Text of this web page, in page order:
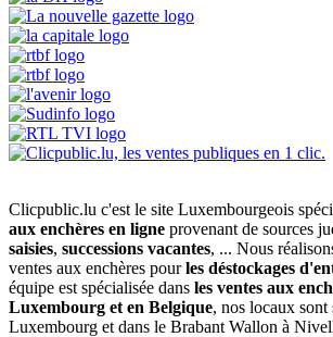
Clicpublic.lu c'est le site Luxembourgeois
aux enchères en ligne provenant de sources
saisies, successions vacantes, ... Nous
ventes aux enchères pourles déstockages
équipe est spécialisée dans les ventes aux
Luxembourg et en Belgique, nos locaux sont
Luxembourg et dans le Brabant Wallon à